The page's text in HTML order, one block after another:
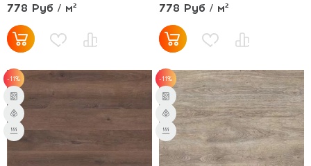
778 Руб / м² 778 Руб / м²
-11% -11%